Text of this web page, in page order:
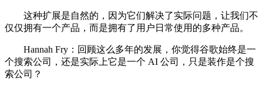
这种扩展是自然的，因为它们解决了实际问题，让我们不
仅仅拥有一个产品，而是拥有了用户日常使用的多种产品。
Hannah Fry：回顾这么多年的发展，你觉得谷歌始终是一
个搜索公司，还是实际上它是一个 AI 公司，只是装作是个搜
索公司？